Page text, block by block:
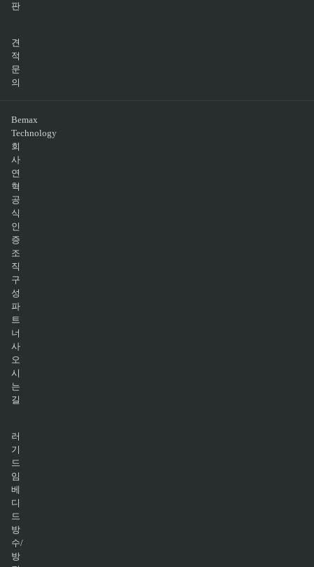
판
견
적
문
의
Bemax
Technology
회
사
연
혁
공
식
인
증
조
직
구
성
파
트
너
사
오
시
는
길
러
기
드
임
베
디
드
방
수/
방